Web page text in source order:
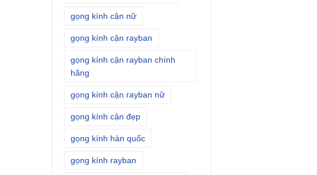
gọng kính cận nữ
gọng kính cận rayban
gọng kính cận rayban chính
hãng
gọng kính cận rayban nữ
gọng kính cận đẹp
gọng kính hàn quốc
gọng kính rayban